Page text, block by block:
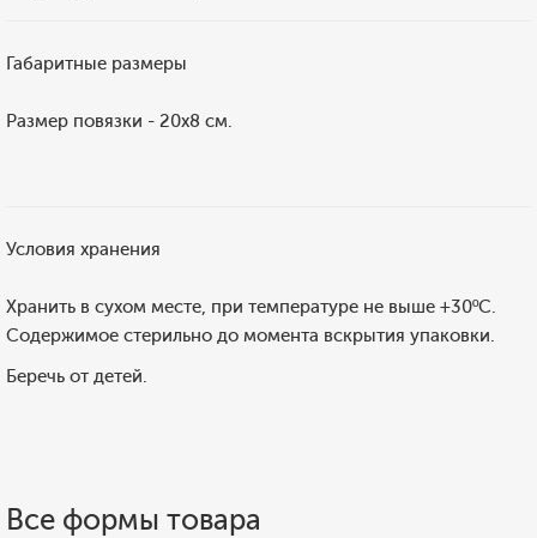
Габаритные размеры
Размер повязки - 20х8 см.
Условия хранения
Хранить в сухом месте, при температуре не выше +30ºС.
Содержимое стерильно до момента вскрытия упаковки.
Беречь от детей.
Все формы товара